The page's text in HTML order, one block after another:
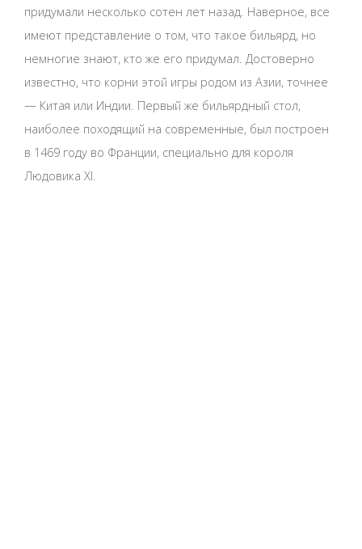
придумали несколько сотен лет назад. Наверное, все
имеют представление о том, что такое бильярд, но
немногие знают, кто же его придумал. Достоверно
известно, что корни этой игры родом из Азии, точнее
— Китая или Индии. Первый же бильярдный стол,
наиболее походящий на современные, был построен
в 1469 году во Франции, специально для короля
Людовика XI.